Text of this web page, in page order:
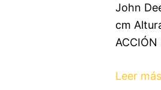
John
cm
Leer